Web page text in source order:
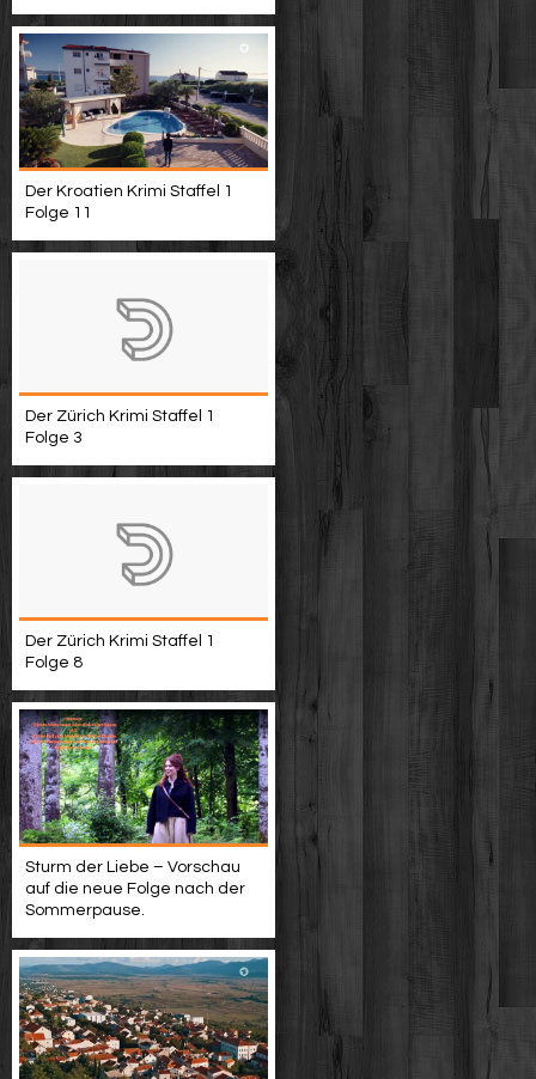
Der Kroatien Krimi Staffel 1
Folge 11
Der Zürich Krimi Staffel 1
Folge 3
Der Zürich Krimi Staffel 1
Folge 8
Sturm der Liebe – Vorschau
auf die neue Folge nach der
Sommerpause.